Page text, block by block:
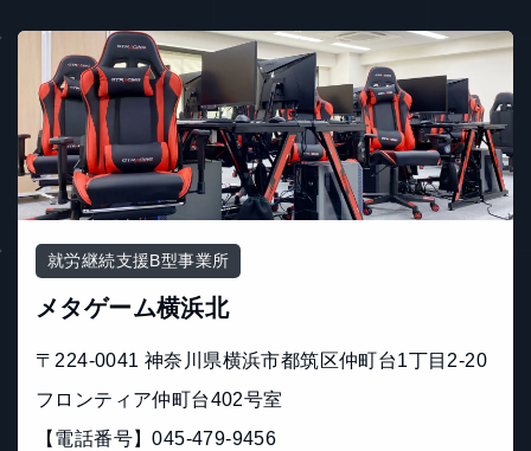
就労継続支援B型事業所
メタゲーム横浜北
〒224-0041 神奈川県横浜市都筑区仲町台1丁目2-20
フロンティア仲町台402号室
【電話番号】045-479-9456